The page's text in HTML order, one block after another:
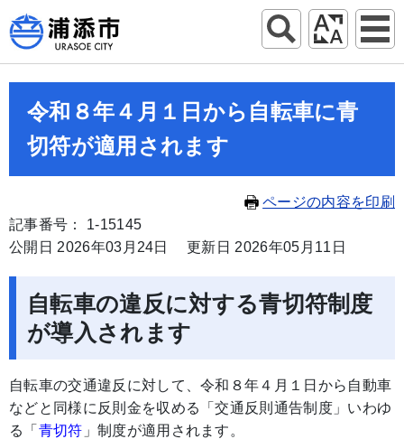
令和８年４月１日から自転車に青
切符が適用されます
ページの内容を印刷
記事番号： 1-15145
公開日 2026年03月24日
更新日 2026年05月11日
自転車の違反に対する青切符制度
が導入されます
自転車の交通違反に対して、令和８年４月１日から自動車
などと同様に反則金を収める「交通反則通告制度」いわゆ
る「 青切符 」制度が適用されます。